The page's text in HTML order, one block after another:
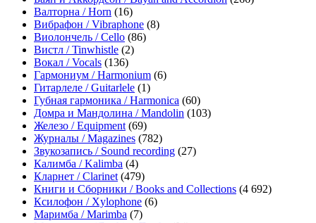
Валторна / Horn (16)
Вибрафон / Vibraphone (8)
Виолончель / Cello (86)
Вистл / Tinwhistle (2)
Вокал / Vocals (136)
Гармониум / Harmonium (6)
Гитарлеле / Guitarlele (1)
Губная гармоника / Harmonica (60)
Домра и Мандолина / Mandolin (103)
Железо / Equipment (69)
Журналы / Magazines (782)
Звукозапись / Sound recording (27)
Калимба / Kalimba (4)
Кларнет / Clarinet (479)
Книги и Сборники / Books and Collections (4 692)
Ксилофон / Xylophone (6)
Маримба / Marimba (7)